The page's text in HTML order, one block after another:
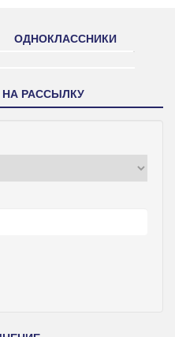
ОДНОКЛАССНИКИ
РАССЫЛКУ